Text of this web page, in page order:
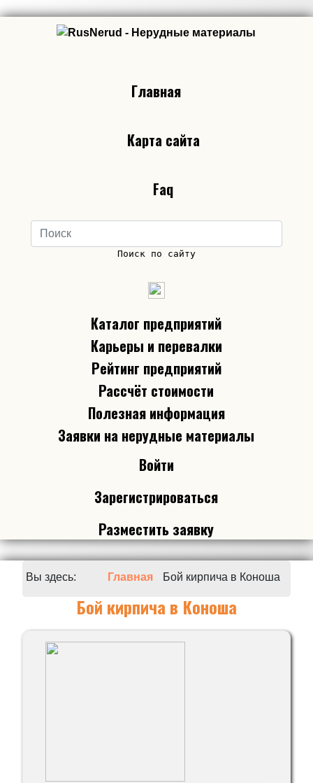
Главная
Карта сайта
Faq
Поиск по сайту
Каталог предприятий
Карьеры и перевалки
Рейтинг предприятий
Рассчёт стоимости
Полезная информация
Заявки на нерудные материалы
Войти
Зарегистрироваться
Разместить заявку
Вы здесь: Главная Бой кирпича в Коноша
Бой кирпича в Коноша